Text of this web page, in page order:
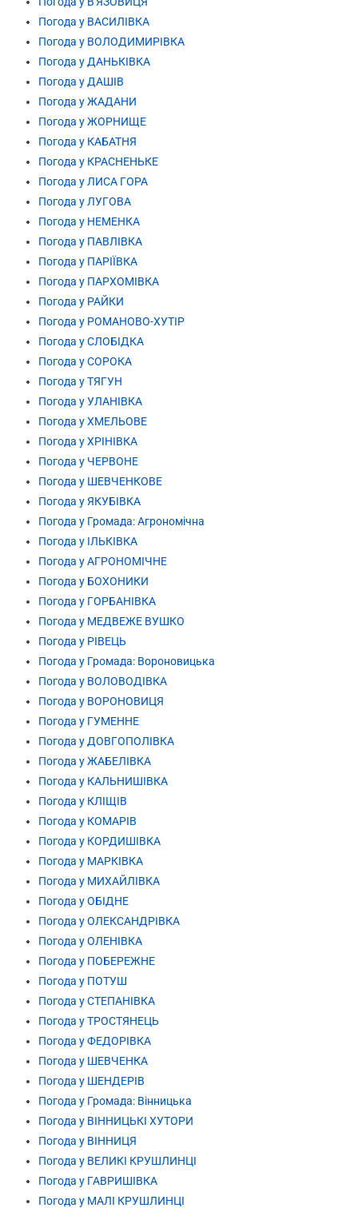
Погода у ВАСИЛІВКА
Погода у ВОЛОДИМИРІВКА
Погода у ДАНЬКІВКА
Погода у ДАШІВ
Погода у ЖАДАНИ
Погода у ЖОРНИЩЕ
Погода у КАБАТНЯ
Погода у КРАСНЕНЬКЕ
Погода у ЛИСА ГОРА
Погода у ЛУГОВА
Погода у НЕМЕНКА
Погода у ПАВЛІВКА
Погода у ПАРІЇВКА
Погода у ПАРХОМІВКА
Погода у РАЙКИ
Погода у РОМАНОВО-ХУТІР
Погода у СЛОБІДКА
Погода у СОРОКА
Погода у ТЯГУН
Погода у УЛАНІВКА
Погода у ХМЕЛЬОВЕ
Погода у ХРІНІВКА
Погода у ЧЕРВОНЕ
Погода у ШЕВЧЕНКОВЕ
Погода у ЯКУБІВКА
Погода у Громада: Агрономічна
Погода у ІЛЬКІВКА
Погода у АГРОНОМІЧНЕ
Погода у БОХОНИКИ
Погода у ГОРБАНІВКА
Погода у МЕДВЕЖЕ ВУШКО
Погода у РІВЕЦЬ
Погода у Громада: Вороновицька
Погода у ВОЛОВОДІВКА
Погода у ВОРОНОВИЦЯ
Погода у ГУМЕННЕ
Погода у ДОВГОПОЛІВКА
Погода у ЖАБЕЛІВКА
Погода у КАЛЬНИШІВКА
Погода у КЛІЩІВ
Погода у КОМАРІВ
Погода у КОРДИШІВКА
Погода у МАРКІВКА
Погода у МИХАЙЛІВКА
Погода у ОБІДНЕ
Погода у ОЛЕКСАНДРІВКА
Погода у ОЛЕНІВКА
Погода у ПОБЕРЕЖНЕ
Погода у ПОТУШ
Погода у СТЕПАНІВКА
Погода у ТРОСТЯНЕЦЬ
Погода у ФЕДОРІВКА
Погода у ШЕВЧЕНКА
Погода у ШЕНДЕРІВ
Погода у Громада: Вінницька
Погода у ВІННИЦЬКІ ХУТОРИ
Погода у ВІННИЦЯ
Погода у ВЕЛИКІ КРУШЛИНЦІ
Погода у ГАВРИШІВКА
Погода у МАЛІ КРУШЛИНЦІ